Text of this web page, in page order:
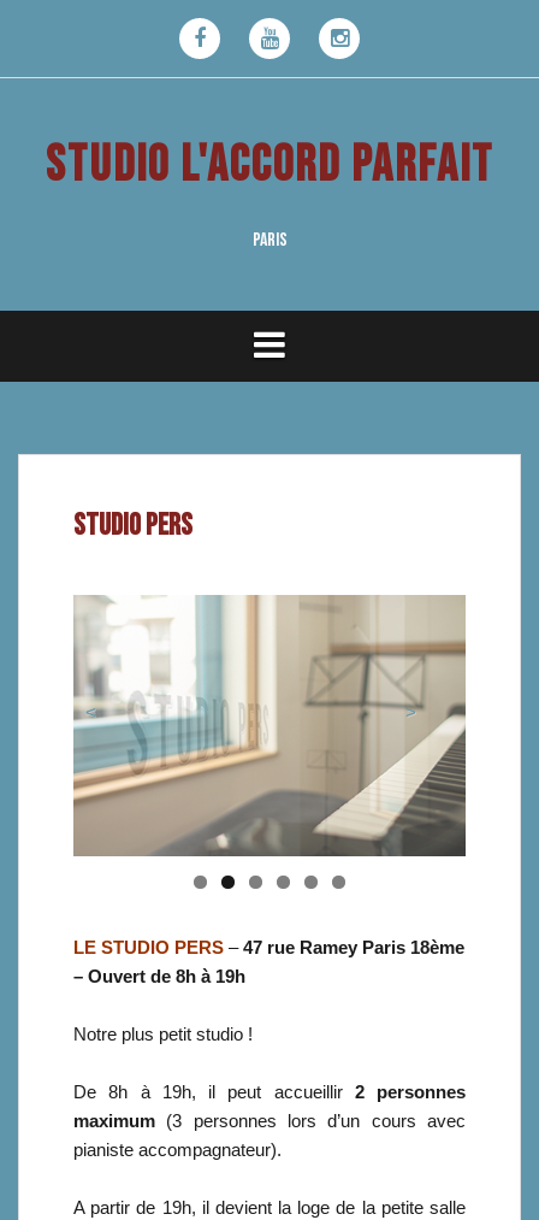
STUDIO L'ACCORD PARFAIT
PARIS
STUDIO PERS
< >
LE STUDIO PERS –47 rue Ramey Paris 18ème
– Ouvert de 8h à 19h
Notre plus petit studio !
De 8h à 19h, il peut accueillir 2 personnes
maximum (3 personnes lors d’un cours avec
pianiste accompagnateur).
A partir de 19h, il devient la loge de la petite salle